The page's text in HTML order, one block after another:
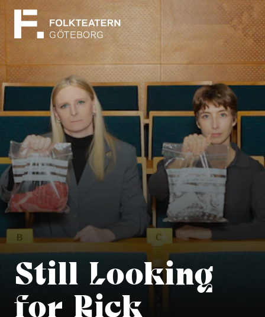
Still Looking
for Rick